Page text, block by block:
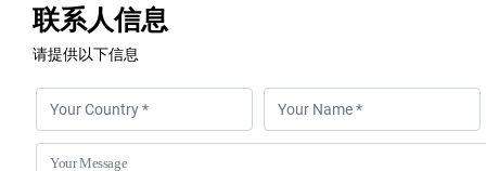
联系人信息
请提供以下信息